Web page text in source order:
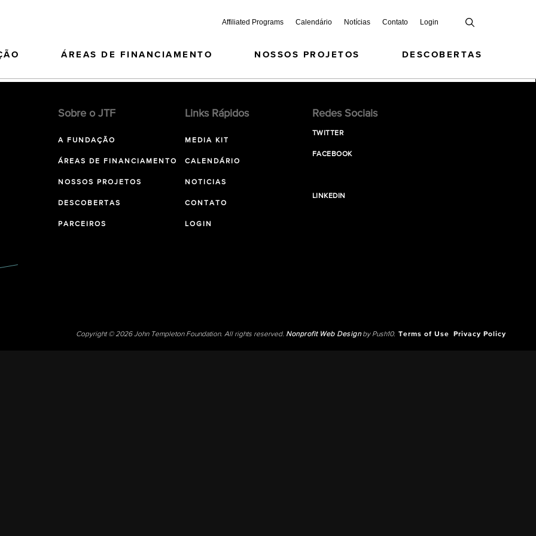
Affiliated Programs Calendário Notícias Contato Login
ÁREAS DE FINANCIAMENTO NOSSOS PROJETOS DESCOBERTAS
Sobre o JTF
A FUNDAÇÃO
ÁREAS DE FINANCIAMENTO
NOSSOS PROJETOS
DESCOBERTAS
PARCEIROS
Links Rápidos
MEDIA KIT
CALENDÁRIO
NOTICIAS
CONTATO
LOGIN
Redes Sociais
TWITTER
FACEBOOK
LINKEDIN
Copyright © 2026 John Templeton Foundation. All rights reserved. Nonprofit Web Designby Push10. Terms of Use Privacy Policy